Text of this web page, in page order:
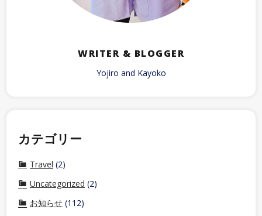
WRITER & BLOGGER
Yojiro and Kayoko
カテゴリー
Travel (2)
Uncategorized (2)
お知らせ (112)